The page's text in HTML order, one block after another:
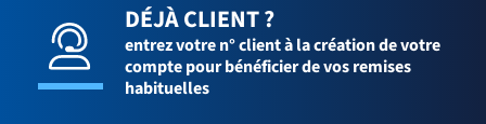
DÉJÀ CLIENT ?
entrez votre n° client à la création de votre
compte pour bénéficier de vos remises
habituelles